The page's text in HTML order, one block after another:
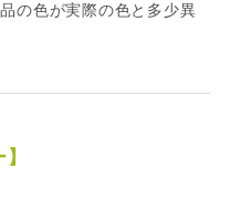
の色が実際の色と多少異